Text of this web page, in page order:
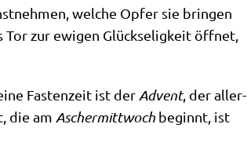
wel­che Opfer sie brin­gen
Tor zur ewi­gen Glück­se­lig­keit öff­net,
Fasten­zeit ist der Advent, der aller­
die am Ascher­mitt­woch beginnt, ist